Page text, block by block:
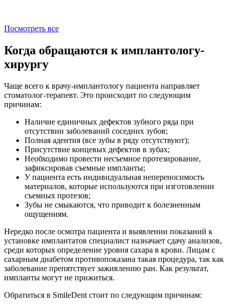
Посмотреть все
Когда обращаются к имплантологу-
хирургу
Чаще всего к врачу-имплантологу пациента направляет
стоматолог-терапевт. Это происходит по следующим
причинам:
Наличие единичных дефектов зубного ряда при
отсутствии заболеваний соседних зубов;
Полная адентия (все зубы в ряду отсутствуют);
Присутствие концевых дефектов в зубах;
Необходимо провести несъемное протезирование,
зафиксировав съемные импланты;
У пациента есть индивидуальная непереносимость
материалов, которые используются при изготовлении
съемных протезов;
Зубы не смыкаются, что приводит к болезненным
ощущениям.
Нередко после осмотра пациента и выявлении показаний к
установке имплантатов специалист назначает сдачу анализов,
среди которых определение уровня сахара в крови. Лицам с
сахарным диабетом противопоказана такая процедура, так как
заболевание препятствует заживлению ран. Как результат,
импланты могут не прижиться.
Обратиться в SmileDent стоит по следующим причинам: